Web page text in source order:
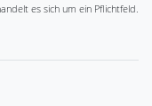
es sich um ein Pflichtfeld.